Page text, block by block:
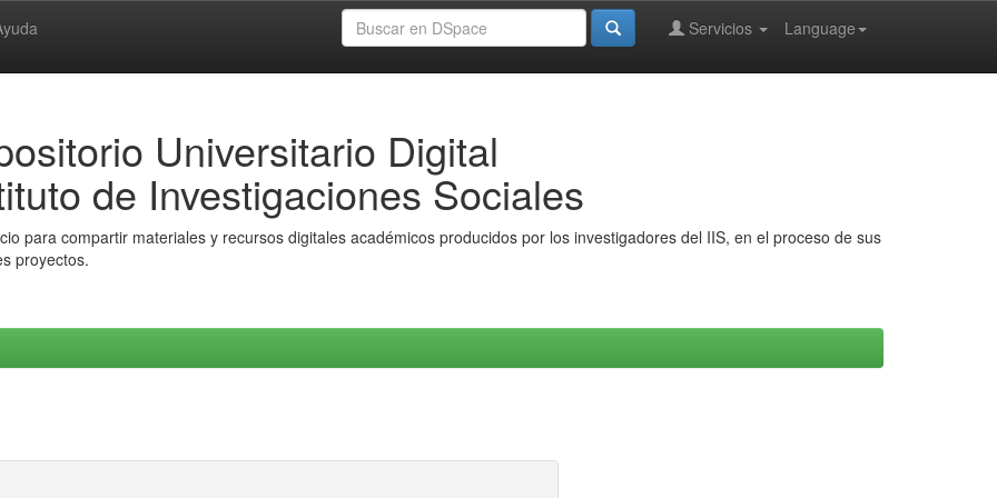
Language
Servicios
Universitario Digital
de Investigaciones Sociales
para compartir materiales y recursos digitales académicos producidos por los investigadores del IIS, en el proceso de sus
proyectos.